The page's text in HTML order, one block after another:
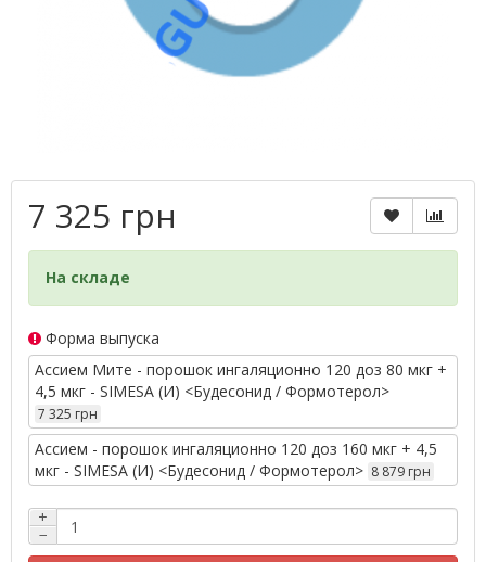
7 325 грн
На складе
Форма выпуска
Ассием Мите - порошок ингаляционно 120 доз 80 мкг +
4,5 мкг - SIMESA (И) <Будесонид / Формотерол>
7 325 грн
Ассием - порошок ингаляционно 120 доз 160 мкг + 4,5
мкг - SIMESA (И) <Будесонид / Формотерол> 8 879 грн
+
−